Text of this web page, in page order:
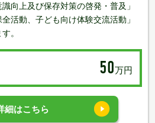
向上及び保存対策の啓発・普及」
活動、子ども向け体験交流活動」
。
50万円
細はこちら